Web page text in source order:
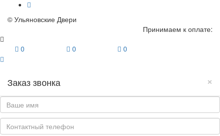
© Ульяновские Двери
Принимаем к оплате:
0
0 0
×
Заказ звонка